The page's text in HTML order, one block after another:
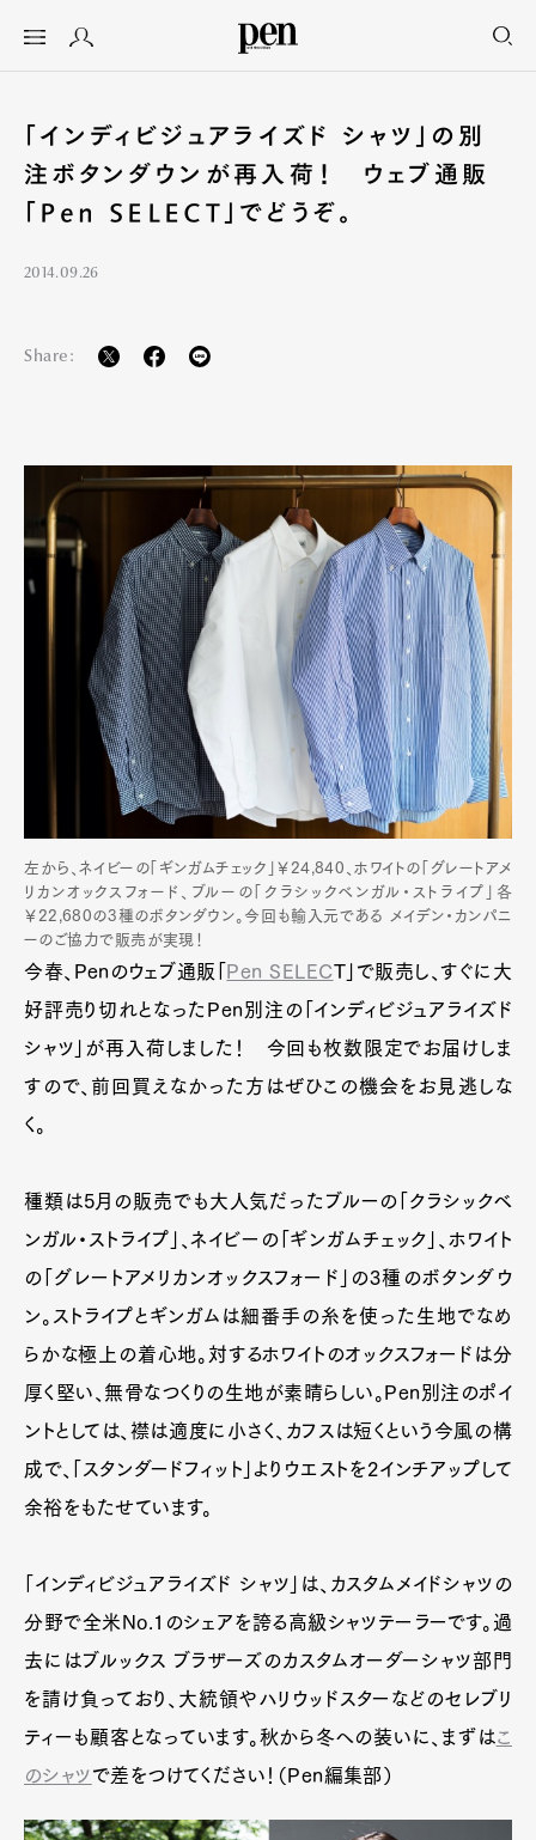
「インディビジュアライズド シャツ」の別
注ボタンダウンが再入荷！ ウェブ通販
「Pen SELECT」でどうぞ。
2014.09.26
Share:
左から、ネイビーの「ギンガムチェック」￥24,840、ホワイトの「グレートアメ
リカンオックスフォード、ブルーの「クラシックベンガル・ストライプ」各
￥22,680の3種のボタンダウン。今回も輸入元である メイデン・カンパニ
ーのご協力で販売が実現！
今春、Penのウェブ通販「 Pen SELECT」で販売し、すぐに大
好評売り切れとなったPen別注の「インディビジュアライズド
シャツ」が再入荷しました！ 今回も枚数限定でお届けしま
すので、前回買えなかった方はぜひこの機会をお見逃しな
く。
種類は5月の販売でも大人気だったブルーの「クラシックベ
ンガル・ストライプ」、ネイビーの「ギンガムチェック」、ホワイト
の「グレートアメリカンオックスフォード」の3種のボタンダウ
ン。ストライプとギンガムは細番手の糸を使った生地でなめ
らかな極上の着心地。対するホワイトのオックスフォードは分
厚く堅い、無骨なつくりの生地が素晴らしい。Pen別注のポイ
ントとしては、襟は適度に小さく、カフスは短くという今風の構
成で、「スタンダードフィット」よりウエストを2インチアップして
余裕をもたせています。
「インディビジュアライズド シャツ」は、カスタムメイドシャツの
分野で全米No.1のシェアを誇る高級シャツテーラーです。過
去にはブルックス ブラザーズのカスタムオーダーシャツ部門
を請け負っており、大統領やハリウッドスターなどのセレブリ
ティーも顧客となっています。秋から冬への装いに、まずはこ
のシャツで差をつけてください！（Pen編集部）